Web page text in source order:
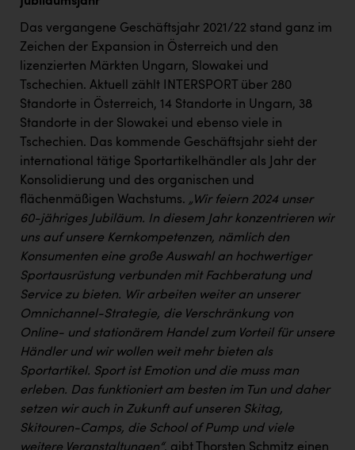
Das vergangene Geschäftsjahr 2021/22 stand ganz im
Zeichen der Expansion in Österreich und den
lizenzierten Märkten Ungarn, Slowakei und
Tschechien. Aktuell zählt INTERSPORT über 280
Standorte in Österreich, 14 Standorte in Ungarn, 38
Standorte in der Slowakei und ebenso viele in
Tschechien. Das kommende Geschäftsjahr sieht der
international tätige Sportartikelhändler als Jahr der
Konsolidierung und des organischen und
flächenmäßigen Wachstums. „Wir feiern 2024 unser
60-jähriges Jubiläum. In diesem Jahr konzentrieren wir
uns auf unsere Kernkompetenzen, nämlich den
Konsumenten eine große Auswahl an hochwertiger
Sportausrüstung verbunden mit Fachberatung und
Service zu bieten. Wir arbeiten weiter an unserer
Omnichannel-Strategie, die Verschränkung von
Online- und stationärem Handel zum Vorteil für unsere
Händler und wir wollen weit mehr bieten als
Sportartikel. Sport ist Emotion und die muss man
erleben. Das funktioniert am besten im Tun und daher
setzen wir auch in Zukunft auf unseren Skitag,
Skitouren-Camps, die School of Pump und viele
weitere Veranstaltungen“, gibt Thorsten Schmitz einen